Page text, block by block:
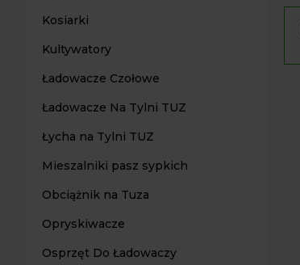
Kosiarki
Kultywatory
Ładowacze Czołowe
Ładowacze Na Tylni TUZ
Łycha na Tylni TUZ
Mieszalniki pasz sypkich
Obciążnik na Tuza
Opryskiwacze
Osprzęt Do Ładowaczy